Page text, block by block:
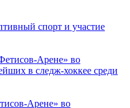
спорт и участие
Арене» во